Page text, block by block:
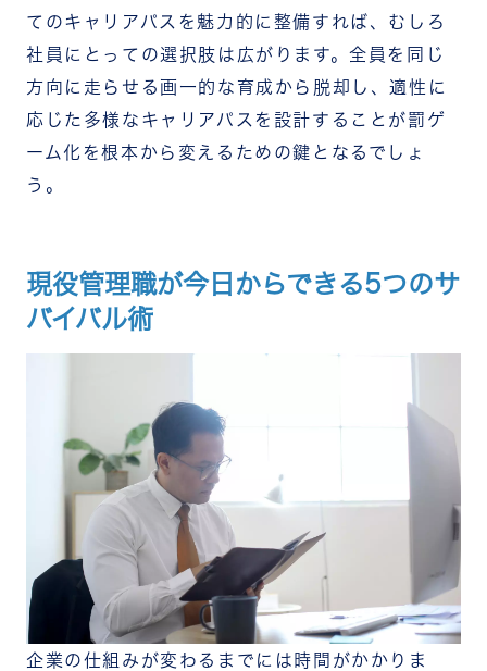
てのキャリアパスを魅力的に整備すれば、むしろ
社員にとっての選択肢は広がります。全員を同じ
方向に走らせる画一的な育成から脱却し、適性に
応じた多様なキャリアパスを設計することが罰ゲ
ーム化を根本から変えるための鍵となるでしょ
う。
現役管理職が今日からできる5つのサ
バイバル術
企業の仕組みが変わるまでには時間がかかりま